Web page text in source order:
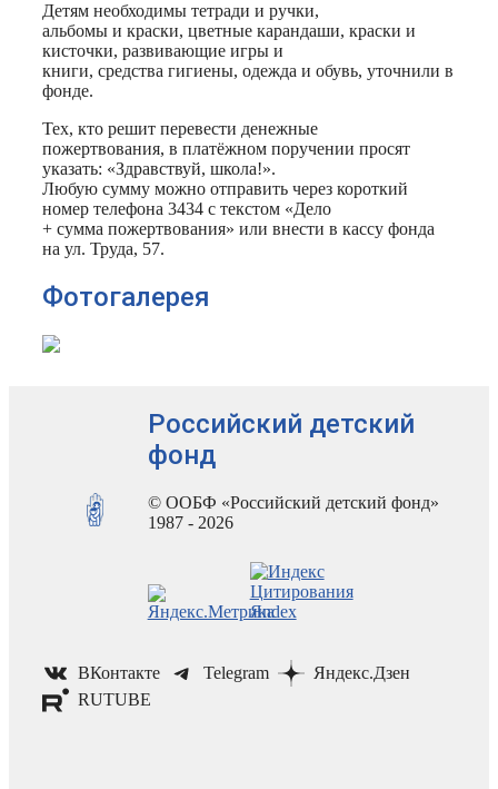
Детям необходимы тетради и ручки,
альбомы и краски, цветные карандаши, краски и
кисточки, развивающие игры и
книги, средства гигиены, одежда и обувь, уточнили в
фонде.
Тех, кто решит перевести денежные
пожертвования, в платёжном поручении просят
указать: «Здравствуй, школа!».
Любую сумму можно отправить через короткий
номер телефона 3434 с текстом «Дело
+ сумма пожертвования» или внести в кассу фонда
на ул. Труда, 57.
Фотогалерея
Российский детский
фонд
© ООБФ «Российский детский фонд»
1987 - 2026
ВКонтакте Telegram
Яндекс.Дзен
RUTUBE